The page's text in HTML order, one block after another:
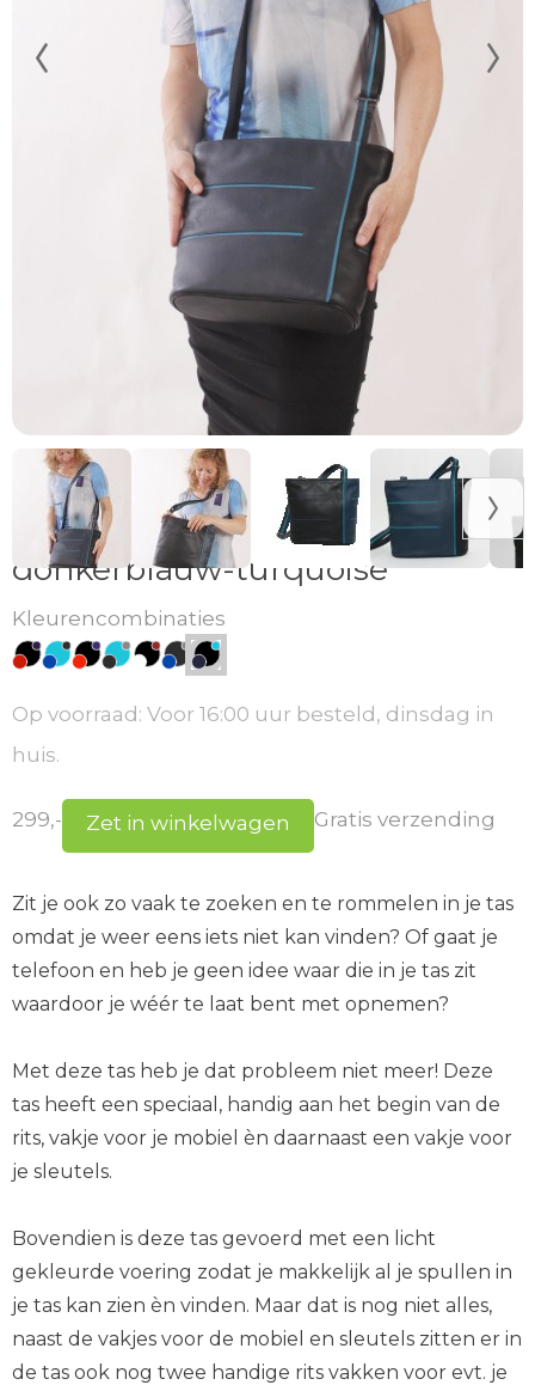
Helsinki square zwart-
donkerblauw-turquoise
Kleurencombinaties
Op voorraad: Voor 16:00 uur besteld, dinsdag in
huis.
299,- Zet in winkelwagen Gratis verzending
Zit je ook zo vaak te zoeken en te rommelen in je tas
omdat je weer eens iets niet kan vinden? Of gaat je
telefoon en heb je geen idee waar die in je tas zit
waardoor je wéér te laat bent met opnemen?
Met deze tas heb je dat probleem niet meer! Deze
tas heeft een speciaal, handig aan het begin van de
rits, vakje voor je mobiel èn daarnaast een vakje voor
je sleutels.
Bovendien is deze tas gevoerd met een licht
gekleurde voering zodat je makkelijk al je spullen in
je tas kan zien èn vinden. Maar dat is nog niet alles,
naast de vakjes voor de mobiel en sleutels zitten er in
de tas ook nog twee handige rits vakken voor evt. je